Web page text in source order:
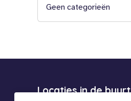
Geen categorieën
Locaties in de buurt